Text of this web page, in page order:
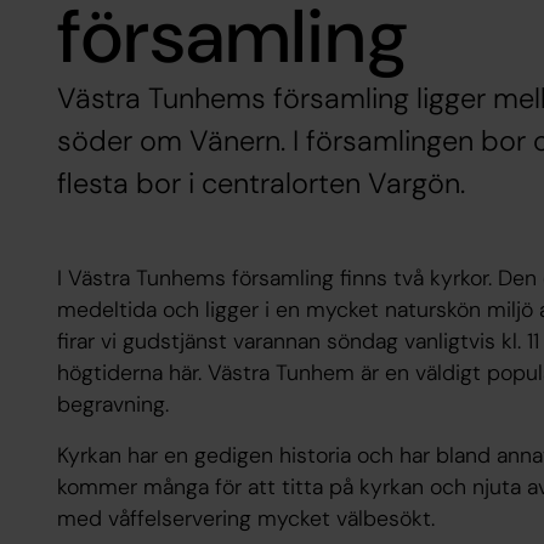
församling
Västra Tunhems församling ligger
söder om Vänern. I församlingen bor
flesta bor i centralorten Vargön.
I Västra Tunhems församling finns två kyrkor.
medeltida och ligger i en mycket naturskön miljö
firar vi gudstjänst varannan söndag vanligtvis kl.
högtiderna här. Västra Tunhem är en väldigt
begravning.
Kyrkan har en gedigen historia och har bland
kommer många för att titta på kyrkan och njuta
med våffelservering mycket välbesökt.